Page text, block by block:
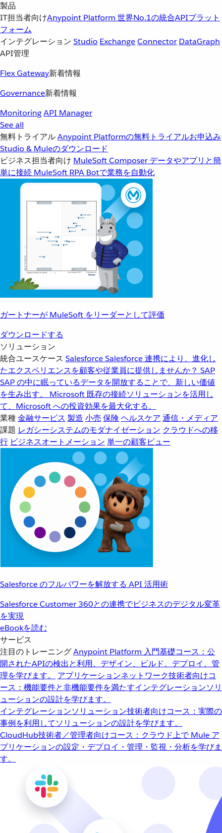
製品
IT担当者向けAnypoint Platform 世界No.1の統合APIプラット
フォーム
インテグレーション Studio ExchangeConnector DataGraph
API管理
Flex Gateway新着情報
Governance新着情報
MonitoringAPI Manager
See all
無料トライアルAnypoint Platformの無料トライアルお申込み
Studio & Muleのダウンロード
ビジネス担当者向け MuleSoft Composer データやアプリと簡
単に接続 MuleSoft RPA Botで業務を自動化
ガートナーが MuleSoft をリーダーとして評価
ダウンロードする
ソリューション
統合ユースケース SalesforceSalesforce 連携により、進化し
たエクスペリエンスを顧客や従業員に提供しませんか？ SAP
SAP の中に眠っているデータを開放することで、新しい価値
を生み出す。
Microsoft 既存の接続ソリューションを活用し
て、Microsoft への投資効果を最大化する。
業種金融サービス 製造 小売 保険 ヘルスケア 通信・メディア
課題 レガシーシステムのモダナイゼーション クラウドへの移
行 ビジネスオートメーション 単一の顧客ビュー
Salesforce のフルパワーを解放する API 活用術
Salesforce Customer 360との連携でビジネスのデジタル変革
を実現
eBookを読む
サービス
注目のトレーニングAnypoint Platform 入門基礎コース：公
開されたAPIの検出と利用、デザイン、ビルド、デプロイ、管
理を学びます。
アプリケーションネットワーク技術者向けコ
ース：機能要件と非機能要件を満たすインテグレーションソリ
ューションの設計を学びます。
インテグレーションソリューション技術者向けコース：実際の
事例を利用してソリューションの設計を学びます。
CloudHub技術者／管理者向けコース：クラウド上で Mule ア
プリケーションの設定・デプロイ・管理・監視・分析を学びま
す。